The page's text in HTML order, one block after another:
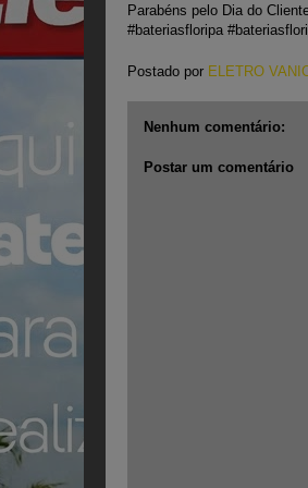
Parabéns pelo Dia do
#bateriasfloripa
Postado por ELETRO
Nenhum comentário:
Postar um comentário